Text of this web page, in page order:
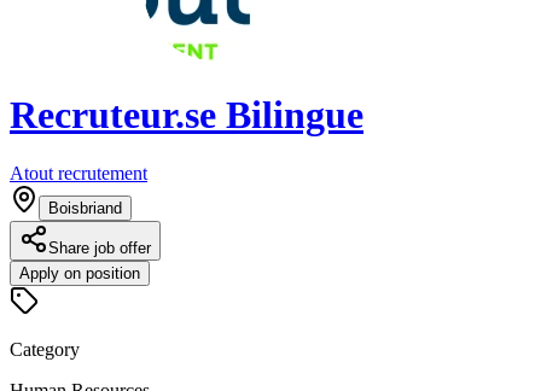
Recruteur.se Bilingue
Atout recrutement
Boisbriand
Share job offer
Apply on position
Category